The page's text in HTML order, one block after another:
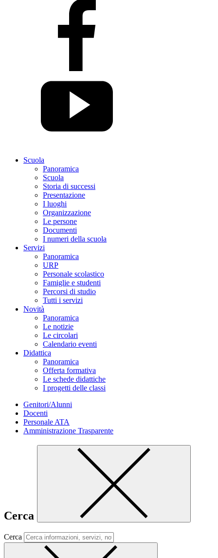
Scuola
Panoramica
Scuola
Storia di successi
Presentazione
I luoghi
Organizzazione
Le persone
Documenti
I numeri della scuola
Servizi
Panoramica
URP
Personale scolastico
Famiglie e studenti
Percorsi di studio
Tutti i servizi
Novità
Panoramica
Le notizie
Le circolari
Calendario eventi
Didattica
Panoramica
Offerta formativa
Le schede didattiche
I progetti delle classi
Genitori/Alunni
Docenti
Personale ATA
Amministrazione Trasparente
Cerca
Cerca